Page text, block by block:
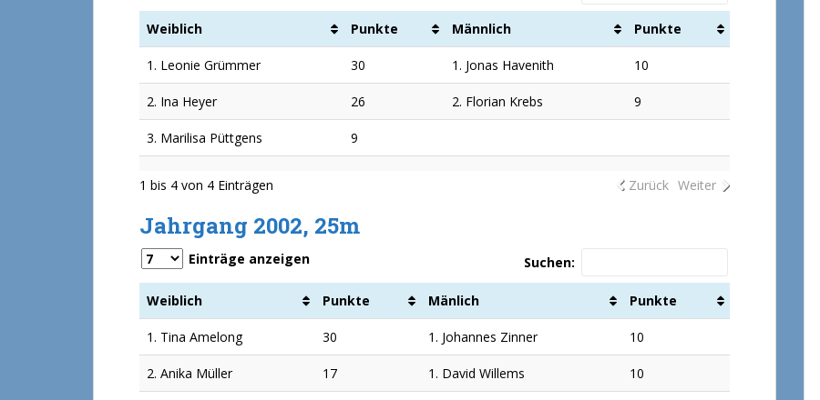
Weiblich Punkte Männlich Punkte
1. Leonie Grümmer 30 1. Jonas Havenith 10
2. Ina Heyer 26 2. Florian Krebs 9
3. Marilisa Püttgens 9
1 bis 4 von 4 Einträgen Zurück Weiter
Jahrgang 2002, 25m
Einträge anzeigen Suchen:
Weiblich Punkte Mänlich Punkte
1. Tina Amelong 30 1. Johannes Zinner 10
2. Anika Müller 17 1. David Willems 10